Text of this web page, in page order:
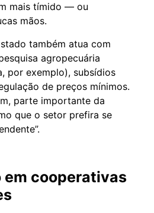
mais tímido — ou
mãos.
também atua com
agropecuária
por exemplo), subsídios
de preços mínimos.
parte importante da
que o setor prefira se
em cooperativas